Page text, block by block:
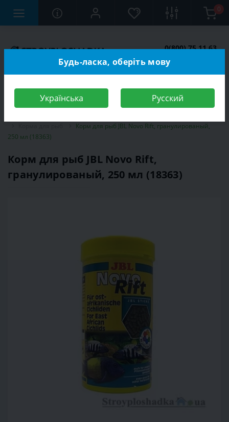
0
0(800) 75 11 63
Корм для рыб JBL Novo Rift, гранулированый,
250 мл (18363)
Корм для рыб JBL Novo Rift,
гранулированый, 250 мл (18363)
Будь-ласка, оберіть мову
Українська Русский